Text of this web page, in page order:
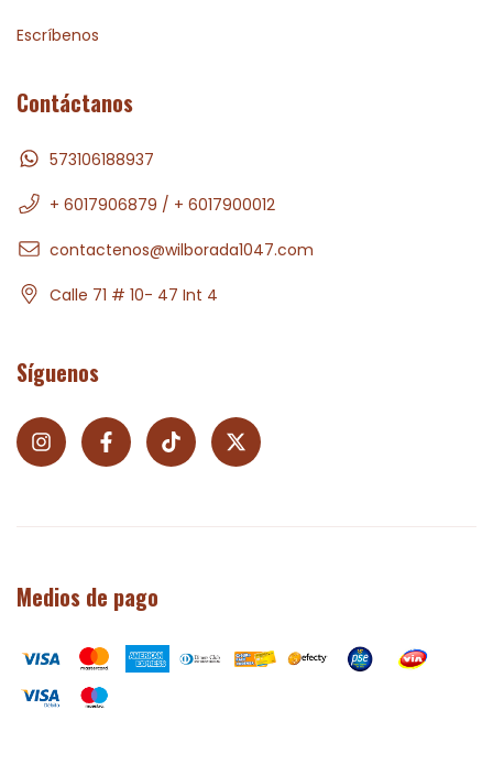
Escríbenos
Contáctanos
573106188937
+ 6017906879 / + 6017900012
contactenos@wilborada1047.com
Calle 71 # 10- 47 Int 4
Síguenos
Medios de pago